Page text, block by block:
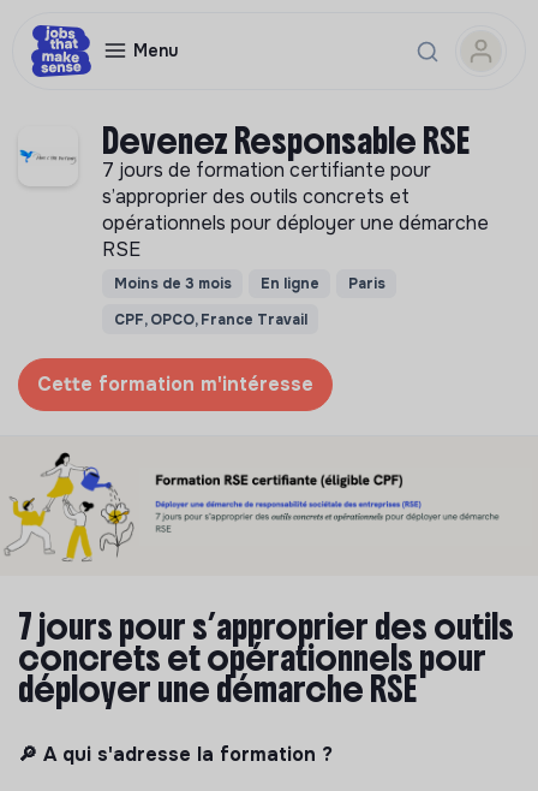
Menu
Devenez Responsable RSE
7 jours de formation certifiante pour
s’approprier des outils concrets et
opérationnels pour déployer une démarche
RSE
Moins de 3 mois En ligne
Paris
CPF, OPCO, France Travail
Cette formation m'intéresse
7 jours pour s’approprier des outils
concrets et opérationnels pour
déployer une démarche RSE
🔎 A qui s'adresse la formation ?